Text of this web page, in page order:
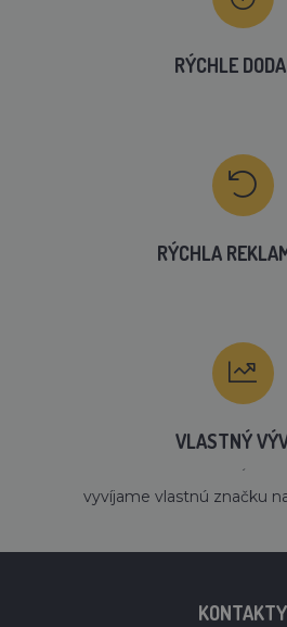
RÝCHLE
RÝCHLA
VLASTNÝ
´
vyvíjame vlastnú značku
KONTAKTY